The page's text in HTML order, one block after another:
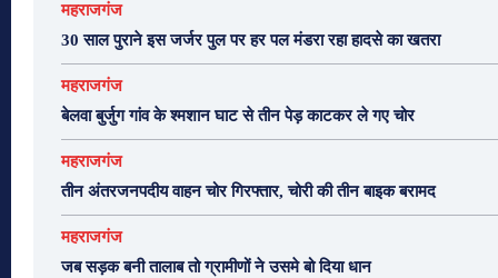
महराजगंज
30 साल पुराने इस जर्जर पुल पर हर पल मंडरा रहा हादसे का खतरा
महराजगंज
बेलवा बुर्जुग गांव के श्मशान घाट से तीन पेड़ काटकर ले गए चोर
महराजगंज
तीन अंतरजनपदीय वाहन चोर गिरफ्तार, चोरी की तीन बाइक बरामद
महराजगंज
जब सड़क बनी तालाब तो ग्रामीणों ने उसमे बो दिया धान